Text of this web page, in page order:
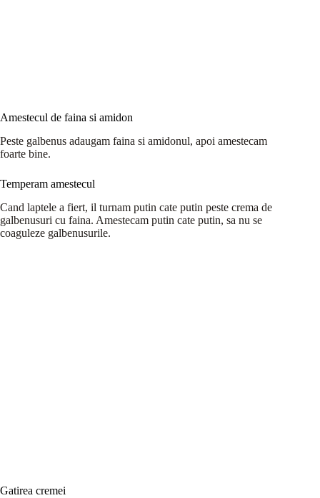
Amestecul de faina si amidon
Peste galbenus adaugam faina si amidonul, apoi amestecam
foarte bine.
Temperam amestecul
Cand laptele a fiert, il turnam putin cate putin peste crema de
galbenusuri cu faina. Amestecam putin cate putin, sa nu se
coaguleze galbenusurile.
Gatirea cremei